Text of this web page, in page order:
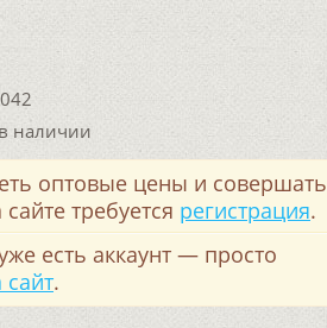
наличии
оптовые цены и совершать
требуется регистрация.
есть аккаунт — просто
сайт.